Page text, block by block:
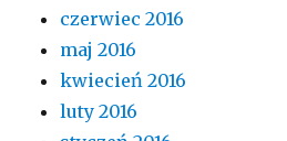
czerwiec 2016
maj 2016
kwiecień 2016
luty 2016